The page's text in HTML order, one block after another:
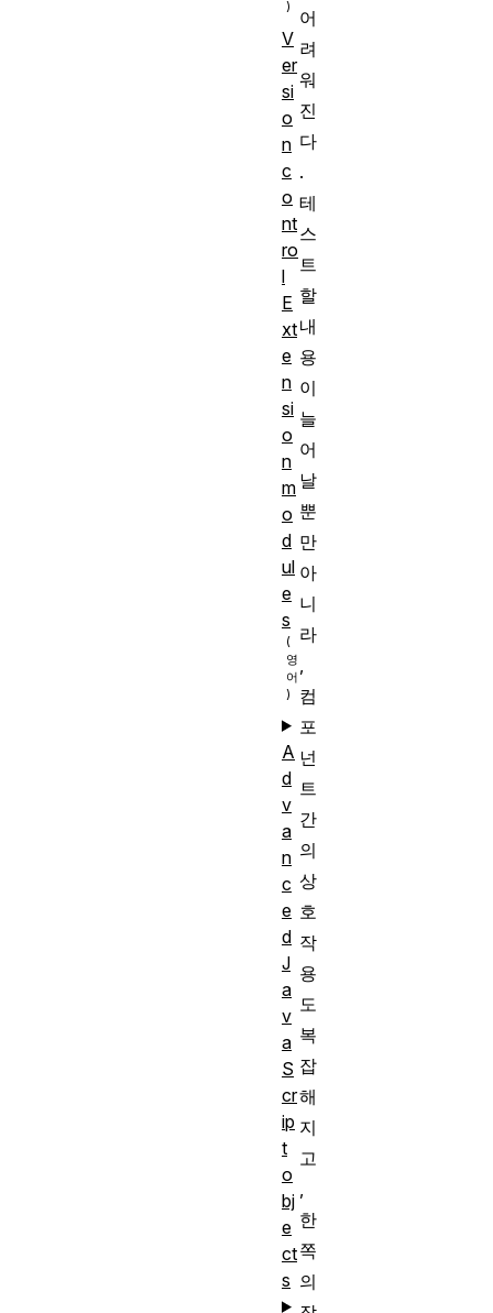
어
려
워
진
다
.
테
스
트
할
내
용
이
늘
어
날
뿐
만
아
니
라
,
컴
포
넌
트
간
의
상
호
작
용
도
복
잡
해
지
고
,
한
쪽
의
V
er
si
o
n
c
o
nt
ro
l
E
xt
e
n
si
o
n
m
o
d
ul
e
s
A
d
v
a
n
c
e
d
J
a
v
a
S
cr
ip
t
o
bj
e
ct
s